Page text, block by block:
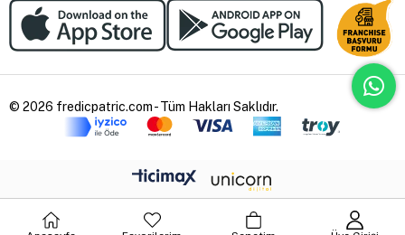
© 2026 fredicpatric.com - Tüm Hakları Saklıdır.